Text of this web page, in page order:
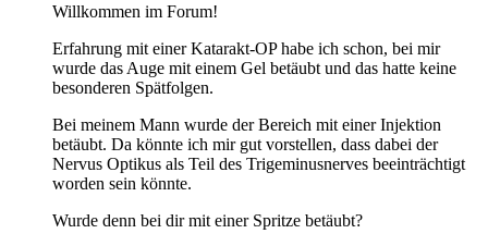
Willkommen im Forum!
Erfahrung mit einer Katarakt-OP habe ich schon, bei mir
wurde das Auge mit einem Gel betäubt und das hatte keine
besonderen Spätfolgen.
Bei meinem Mann wurde der Bereich mit einer Injektion
betäubt. Da könnte ich mir gut vorstellen, dass dabei der
Nervus Optikus als Teil des Trigeminusnerves beeinträchtigt
worden sein könnte.
Wurde denn bei dir mit einer Spritze betäubt?